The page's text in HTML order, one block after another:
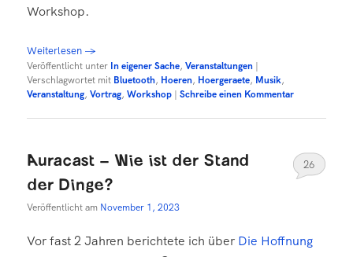
Workshop.
Weiterlesen→
Veröffentlicht unter In eigener Sache,Veranstaltungen |
Verschlagwortet mit Bluetooth, Hoeren, Hoergeraete, Musik,
Veranstaltung,Vortrag,Workshop |Schreibe einen Kommentar
Auracast – Wie ist der Stand
der Dinge?
Veröffentlicht am November 1, 2023
26
Vor fast 2 Jahren berichtete ich über Die Hoffnung